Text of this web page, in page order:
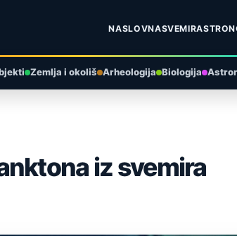
NASLOVNASVEMIR
Zemlja i okoliš Arheologija Biologija
iz svemira